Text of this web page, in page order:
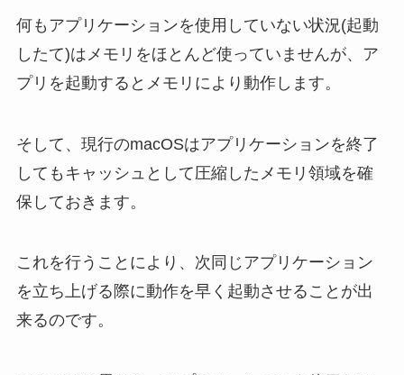
何もアプリケーションを使用していない状況(起動
したて)はメモリをほとんど使っていませんが、ア
プリを起動するとメモリにより動作します。
そして、現行のmacOSはアプリケーションを終了
してもキャッシュとして圧縮したメモリ領域を確
保しておきます。
これを行うことにより、次同じアプリケーション
を立ち上げる際に動作を早く起動させることが出
来るのです。